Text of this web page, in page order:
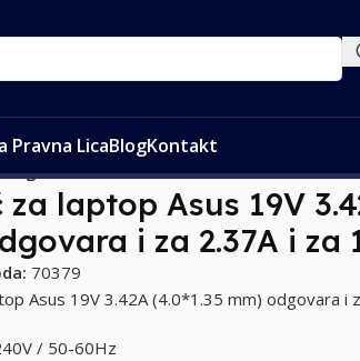
Pravna LicaBlogKontakt
i za 2.37A i za 1.75A
za laptop Asus 19V
i za 2.37A i za
70379
Asus 19V 3.42A (4.0*1.35 mm) odgovara i
/ 50-60Hz